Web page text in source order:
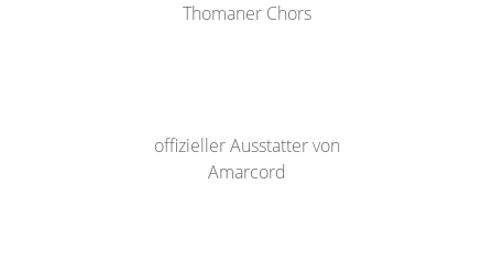
Thomaner Chors
offizieller Ausstatter von
Amarcord